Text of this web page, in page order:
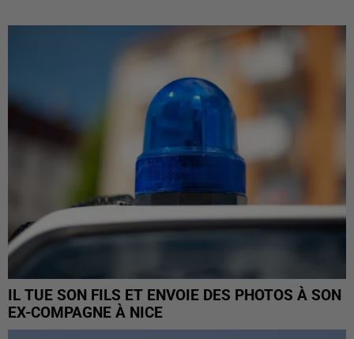
IL TUE SON FILS ET ENVOIE DES PHOTOS À SON
EX-COMPAGNE À NICE